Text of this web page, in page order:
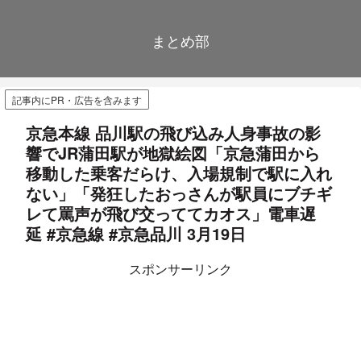
まとめ部
記事内にPR・広告を含みます
京急本線 品川駅の飛び込み人身事故の影
響でJR蒲田駅が地獄絵図「京急蒲田から
移動した乗客だらけ、入場規制で駅に入れ
ない」「発狂したおっさんが駅員にブチギ
レて罵声が飛び交っててカオス」電車遅
延 #京急線 #京急品川 3月19日
スポンサーリンク